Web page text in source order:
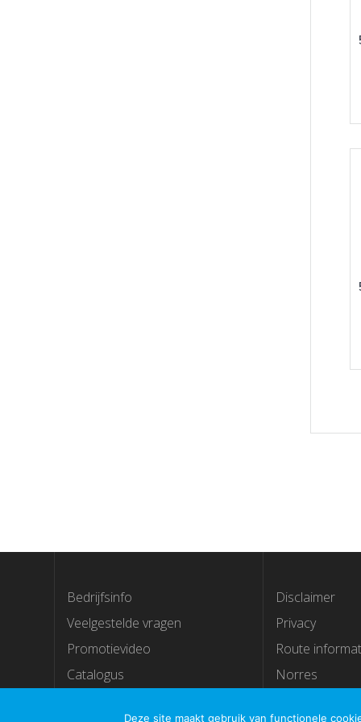
Bedrijfsinfo
Veelgestelde vragen
Promotievideo
Catalogus
Disclaimer
Privacy
Route
Norres
Deze site maakt gebruik van functionele